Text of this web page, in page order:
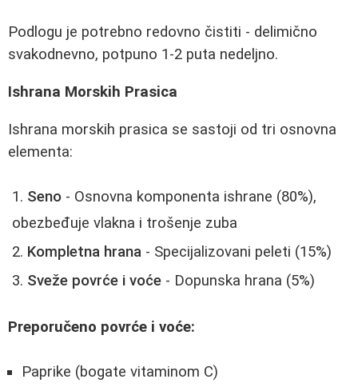
Podlogu je potrebno redovno čistiti - delimično
svakodnevno, potpuno 1-2 puta nedeljno.
Ishrana Morskih Prasica
Ishrana morskih prasica se sastoji od tri osnovna
elementa:
Seno - Osnovna komponenta ishrane (80%),
obezbeđuje vlakna i trošenje zuba
Kompletna hrana - Specijalizovani peleti (15%)
Sveže povrće i voće - Dopunska hrana (5%)
Preporučeno povrće i voće:
Paprike (bogate vitaminom C)